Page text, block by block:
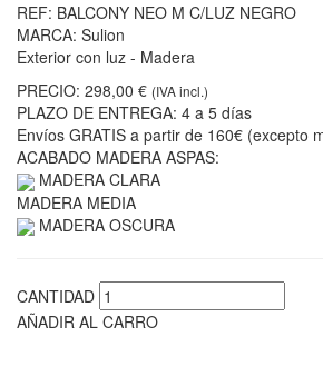
REF: BALCONY NEO M C/LUZ NEGRO
MARCA: Sulion
Exterior con luz - Madera
PRECIO: 298,00 € (IVA incl.)
PLAZO DE ENTREGA: 4 a 5 días
Envíos GRATIS a partir de 160€ (excepto
ACABADO MADERA ASPAS:
MADERA CLARA
MADERA MEDIA
MADERA OSCURA
CANTIDAD
AÑADIR AL CARRO